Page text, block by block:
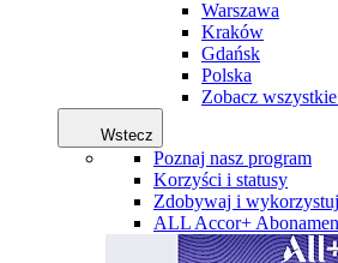
Warszawa
Kraków
Gdańsk
Polska
Zobacz
Wstecz
Poznaj nasz program
Korzyści i statusy
Zdobywaj i
ALL Accor+